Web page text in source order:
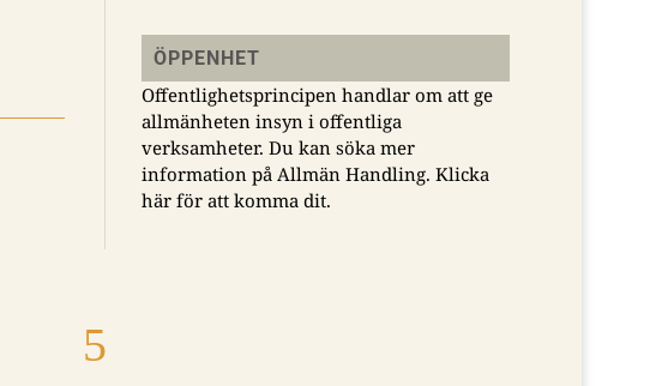
Andreas Gustavsson får Momma-priset 2025
pristagare och därmed Årets Utgivare lyder: ”Han hamnade i en
ÖPPENHET
Offentlighetsprincipen handlar om att ge
allmänheten insyn i offentliga
verksamheter. Du kan söka mer
information på Allmän Handling. Klicka
här för att komma dit.